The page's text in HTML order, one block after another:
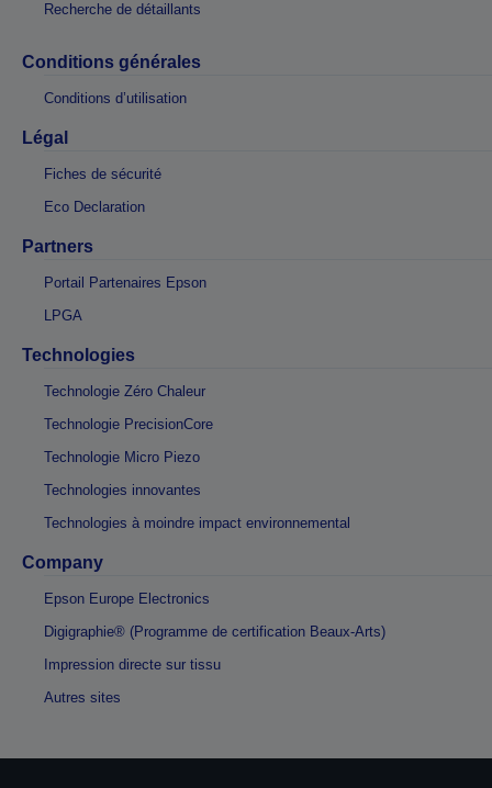
Recherche de détaillants
Conditions générales
Conditions d’utilisation
Légal
Fiches de sécurité
Eco Declaration
Partners
Portail Partenaires Epson
LPGA
Technologies
Technologie Zéro Chaleur
Technologie PrecisionCore
Technologie Micro Piezo
Technologies innovantes
Technologies à moindre impact environnemental
Company
Epson Europe Electronics
Digigraphie® (Programme de certification Beaux-Arts)
Impression directe sur tissu
Autres sites